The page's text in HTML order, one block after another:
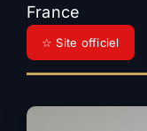
France
☆ Site officiel